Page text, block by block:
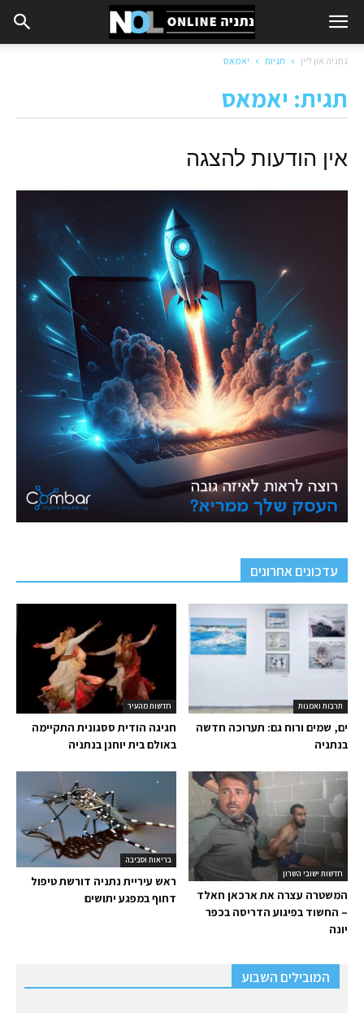
נתניה און ליין תגיות יאמאס
תגית: יאמאס
אין הודעות להצגה
עדכונים אחרונים
חדשות מהעיר
חגיגה הודית ססגונית התקיימה
באולם בית יוחנן בנתניה
תרבות ואמנות
ים, שמים ורוח גם: תערוכה חדשה
בנתניה
בריאות וסביבה
ראש עיריית נתניה דורשת טיפול
דחוף במפגע יתושים
חדשות ישובי השרון
המשטרה עצרה את ארכאן חאלד
– החשוד בפיגוע הדריסה בכפר
יונה
המובילים השבוע